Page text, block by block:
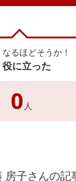
なるほどそうか！
役に立った
0 人
房子さんの記